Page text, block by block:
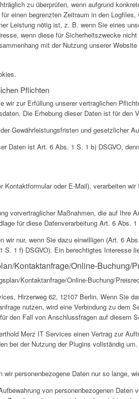
zu überprüfen, wenn aufgrund
einen begrenzten Zeitraum in den
Leistung nötig ist, z. B. wenn Sie eines
wenn diese für Sicherheitszwecke
mit der Nutzung unserer Website
Pflichten
wir zur Erfüllung unserer vertraglichen
Die Erhebung dieser Daten ist für den
Gewährleistungsfristen und gesetzlicher
Daten ist Art. 6 Abs. 1 S. 1 b) DSGVO,
oder E-Mail), verarbeiten
vorvertraglicher Maßnahmen, die auf Ihre
für diese Datenverarbeitung Art. 6 Abs.
wir nur, wenn Sie dazu einwilligen (Art. 6
S. 1 f) DSGVO). Ein berechtigtes Interesse
Kontaktanfrage/Online-Buchung/
Kontaktanfrage/Online-Buchung/
Hirzerweg 62, 12107 Berlin. Wenn Sie
nutzen, wird eine Verbindung zu dem
den Fall von Anschlussfragen auf diesem
Merz IT Services einen Vertrag zur
bei der Nutzung der Plugins vollständig um.
personenbezogene Daten nur so lange,
von personenbezogenen